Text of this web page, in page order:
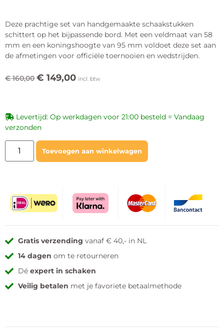
Deze prachtige set van handgemaakte schaakstukken
schittert op het bijpassende bord. Met een veldmaat van 58
mm en een koningshoogte van 95 mm voldoet deze set aan
de afmetingen voor officiële toernooien en wedstrijden.
€160,00 € 149,00 incl. btw
Levertijd: Op werkdagen voor 21:00 besteld = Vandaag
verzonden
Toevoegen aan winkelwagen
Gratis verzending vanaf € 40,- in NL
14 dagen om te retourneren
Déexpert in schaken
Veilig betalen met je favoriete betaalmethode